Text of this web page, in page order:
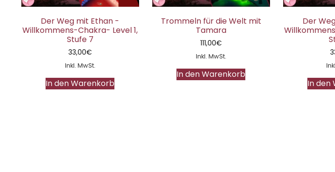
Der Weg mit Ethan -
Willkommens-Chakra- Level 1,
Stufe 7
33,00€
Inkl. MwSt.
In den Warenkorb
Trommeln für die Welt mit
Tamara
111,00€
Inkl. MwSt.
In den Warenkorb
Der
In den